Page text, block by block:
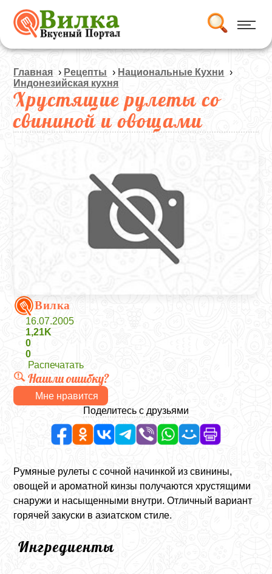
Главная › Рецепты › Национальные Кухни ›
Индонезийская кухня
Хрустящие рулеты со
свининой и овощами
Вилка
16.07.2005
1,21K
0
0
Распечатать
Нашли ошибку?
Мне нравится
Поделитесь с друзьями
Румяные рулеты с сочной начинкой из свинины,
овощей и ароматной кинзы получаются хрустящими
снаружи и насыщенными внутри. Отличный вариант
горячей закуски в азиатском стиле.
Ингредиенты